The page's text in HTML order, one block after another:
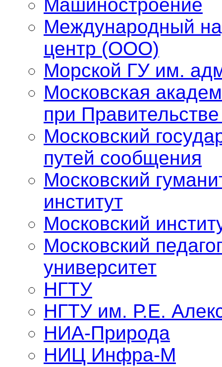
Машиностроение
Международный
центр (ООО)
Морской ГУ им.
Московская
при
Московский
путей сообщения
Московский
институт
Московский
Московский
университет
НГТУ
НГТУ им. Р.Е.
НИА-Природа
НИЦ Инфра-М